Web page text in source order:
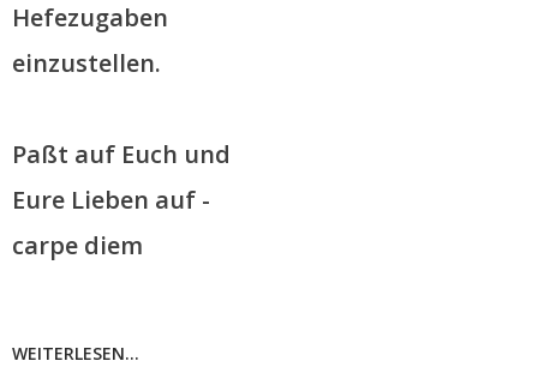
Hefezugaben
einzustellen.
Paßt auf Euch und
Eure Lieben auf -
carpe diem
WEITERLESEN...